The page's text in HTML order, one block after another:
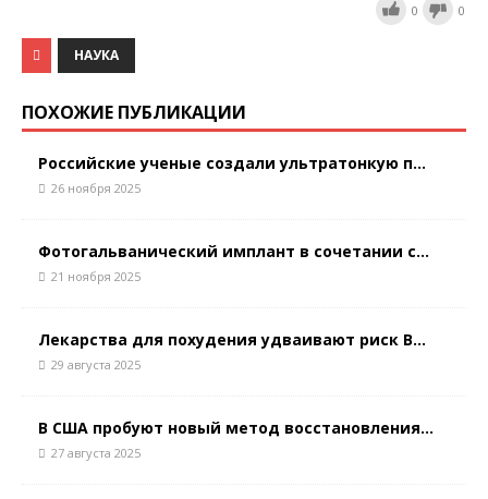
0 0
НАУКА
ПОХОЖИЕ ПУБЛИКАЦИИ
Российские ученые создали ультратонкую п...
26 ноября 2025
Фотогальванический имплант в сочетании с...
21 ноября 2025
Лекарства для похудения удваивают риск В...
29 августа 2025
В США пробуют новый метод восстановления...
27 августа 2025